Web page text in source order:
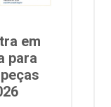
em
para